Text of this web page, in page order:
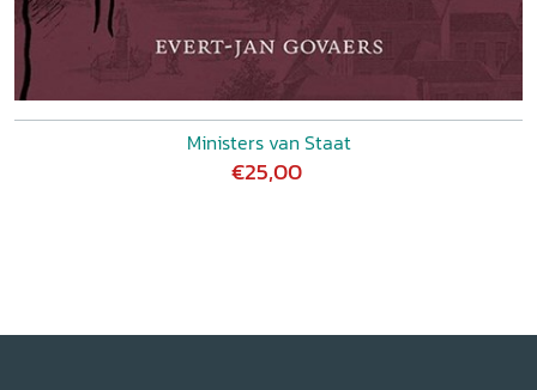
Ministers van Staat
€25,00